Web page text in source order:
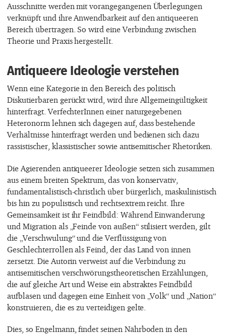
Ausschnitte werden mit vorangegangenen Überlegungen
verknüpft und ihre Anwendbarkeit auf den antiqueeren
Bereich übertragen. So wird eine Verbindung zwischen
Theorie und Praxis hergestellt.
Antiqueere Ideologie verstehen
Wenn eine Kategorie in den Bereich des politisch
Diskutierbaren gerückt wird, wird ihre Allgemeingültigkeit
hinterfragt. VerfechterInnen einer naturgegebenen
Heteronorm lehnen sich dagegen auf, dass bestehende
Verhältnisse hinterfragt werden und bedienen sich dazu
rassistischer, klassistischer sowie antisemitischer Rhetoriken.
Die Agierenden antiqueerer Ideologie setzen sich zusammen
aus einem breiten Spektrum, das von konservativ,
fundamentalistisch-christlich über bürgerlich, maskulinistisch
bis hin zu populistisch und rechtsextrem reicht. Ihre
Gemeinsamkeit ist ihr Feindbild: Während Einwanderung
und Migration als „Feinde von außen“ stilisiert werden, gilt
die „Verschwulung“ und die Verflüssigung von
Geschlechterrollen als Feind, der das Land von innen
zersetzt. Die Autorin verweist auf die Verbindung zu
antisemitischen verschwörungstheoretischen Erzählungen,
die auf gleiche Art und Weise ein abstraktes Feindbild
aufblasen und dagegen eine Einheit von „Volk“ und „Nation“
konstruieren, die es zu verteidigen gelte.
Dies, so Engelmann, findet seinen Nährboden in den